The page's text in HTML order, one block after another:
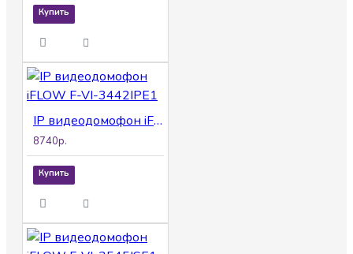
Купить
IP видеодомофон iFLOW F-VI-3442IPE1
8740р.
Купить